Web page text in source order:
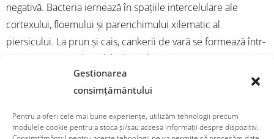
Gestionarea
consimțământului
Pentru a oferi cele mai bune experiențe, utilizăm tehnologii precum
modulele cookie pentru a stoca și/sau accesa informații despre dispozitiv.
negativă. Bacteria iernează în spațiile intercelulare ale
cortexului, floemului și parenchimului xilematic al
piersicului. La prun și cais, cankerii de vară se formează într-
un singur sezon, dezvoltându-se în primăvara următoare și
servind drept sursă de inoculum. În plus, mugurii de prun și
frunzele căzute acționează ca surse de iernare pentru boala
bacteriană.